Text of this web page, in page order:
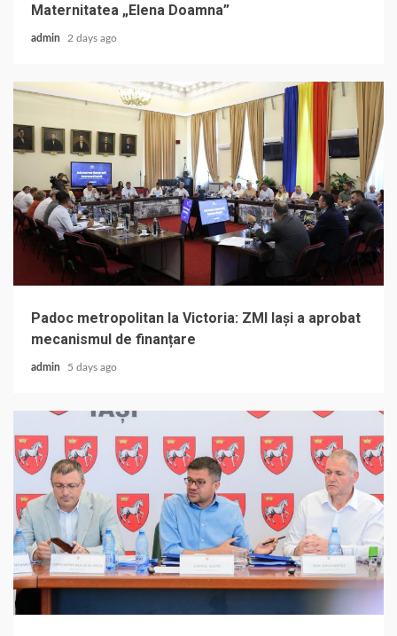
Maternitatea „Elena Doamna”
admin 2 days ago
Padoc metropolitan la Victoria: ZMI Iași a aprobat
mecanismul de finanțare
admin 5 days ago